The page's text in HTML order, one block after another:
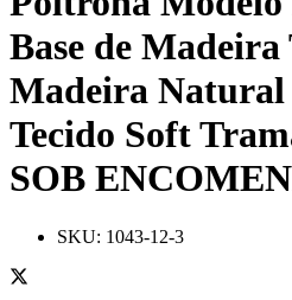
Base de
Madeira Natural
Tecido Soft
SOB
SKU: 1043-12-3